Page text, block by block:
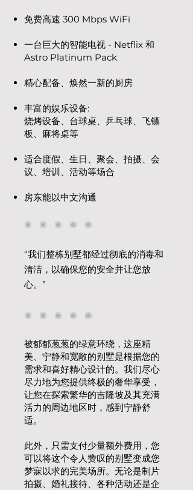
免费高速 300 Mbps WiFi
一台巨大的智能电视 - Netflix 和
Astro Platinum Pack
精心配备、焕然一新的厨房
丰富的娱乐设备:
烧烤设备、台球桌、乒乓球、飞镖
板、麻将桌等
适合度假、生日、聚会、拍摄、会
议、培训、活动等场合
房东能以中文沟通
◉ ◉ ◉ ◉ ◉
“我们整栋别墅都经过彻底的消毒和
清洁，以确保您的安全并让您放
心。”
◉ ◉ ◉ ◉ ◉
被郁郁葱葱的绿意环绕，这座精
美、宁静和宽敞的别墅是根据您的
需求和喜好精心设计的。我们尽心
尽力地为您提供终极的奢华享受，
让您在探索繁华的吉隆坡及其充满
活力的周边地区时，感到宁静舒
适。
此外，只需支付少量额外费用，您
可以将这个令人赞叹的别墅变成您
梦寐以求的完美场所。无论是制片
拍摄、婚礼接待、各种活动还是企